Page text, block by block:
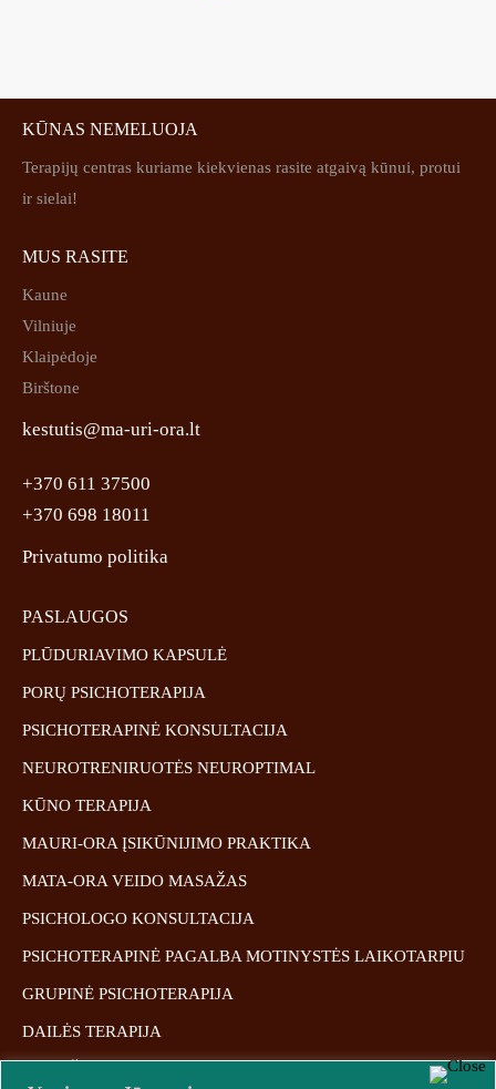
KŪNAS NEMELUOJA
Terapijų centras kuriame kiekvienas rasite atgaivą kūnui, protui
ir sielai!
MUS RASITE
Kaune
Vilniuje
Klaipėdoje
Birštone
kestutis@ma-uri-ora.lt
+370 611 37500
+370 698 18011
Privatumo politika
PASLAUGOS
PLŪDURIAVIMO KAPSULĖ
PORŲ PSICHOTERAPIJA
PSICHOTERAPINĖ KONSULTACIJA
NEUROTRENIRUOTĖS NEUROPTIMAL
KŪNO TERAPIJA
MAURI-ORA ĮSIKŪNIJIMO PRAKTIKA
MATA-ORA VEIDO MASAŽAS
PSICHOLOGO KONSULTACIJA
PSICHOTERAPINĖ PAGALBA MOTINYSTĖS LAIKOTARPIU
GRUPINĖ PSICHOTERAPIJA
DAILĖS TERAPIJA